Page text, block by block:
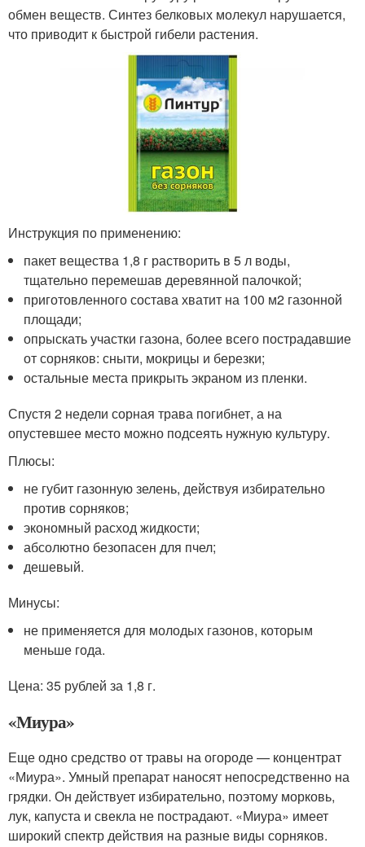
обмен веществ. Синтез белковых молекул нарушается,
что приводит к быстрой гибели растения.
Инструкция по применению:
пакет вещества 1,8 г растворить в 5 л воды,
тщательно перемешав деревянной палочкой;
приготовленного состава хватит на 100 м2 газонной
площади;
опрыскать участки газона, более всего пострадавшие
от сорняков: сныти, мокрицы и березки;
остальные места прикрыть экраном из пленки.
Спустя 2 недели сорная трава погибнет, а на
опустевшее место можно подсеять нужную культуру.
Плюсы:
не губит газонную зелень, действуя избирательно
против сорняков;
экономный расход жидкости;
абсолютно безопасен для пчел;
дешевый.
Минусы:
не применяется для молодых газонов, которым
меньше года.
Цена: 35 рублей за 1,8 г.
«Миура»
Еще одно средство от травы на огороде — концентрат
«Миура». Умный препарат наносят непосредственно на
грядки. Он действует избирательно, поэтому морковь,
лук, капуста и свекла не пострадают. «Миура» имеет
широкий спектр действия на разные виды сорняков.